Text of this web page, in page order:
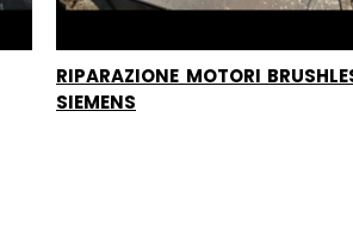
RIPARAZIONE MOTORI
SIEMENS